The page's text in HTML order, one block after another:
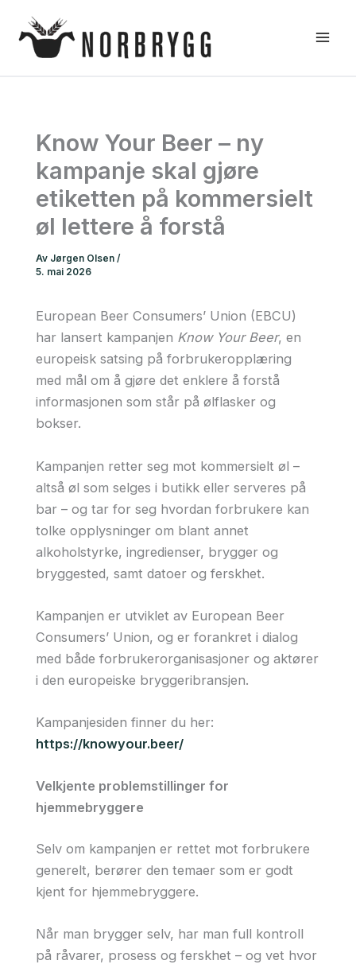
rett
Know Your Beer – ny
kampanje skal gjøre
etiketten på kommersielt
øl lettere å forstå
Av Jørgen Olsen /
5. mai 2026
European Beer Consumers’ Union (EBCU)
har lansert kampanjen Know Your Beer, en
europeisk satsing på forbrukeropplæring
med mål om å gjøre det enklere å forstå
informasjonen som står på ølflasker og
bokser.
Kampanjen retter seg mot kommersielt øl –
altså øl som selges i butikk eller serveres på
bar – og tar for seg hvordan forbrukere kan
tolke opplysninger om blant annet
alkoholstyrke, ingredienser, brygger og
bryggested, samt datoer og ferskhet.
Kampanjen er utviklet av European Beer
Consumers’ Union, og er forankret i dialog
med både forbrukerorganisasjoner og aktører
i den europeiske bryggeribransjen.
Kampanjesiden finner du her:
https://knowyour.beer/
Velkjente problemstillinger for
hjemmebryggere
Selv om kampanjen er rettet mot forbrukere
generelt, berører den temaer som er godt
kjent for hjemmebryggere.
Når man brygger selv, har man full kontroll
på råvarer, prosess og ferskhet – og vet hvor